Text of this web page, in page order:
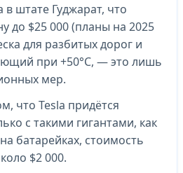
в штате Гуджарат, что
до $25 000 (планы на 2025
для разбитых дорог и
при +50°C, — это лишь
мер.
что Tesla придётся
с такими гигантами, как
батарейках, стоимость
$2 000.